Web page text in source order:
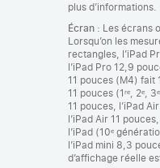
plus d’informations.
Écran : Les écrans
Lorsqu’on les
rectangles, l’iPad
l’iPad Pro 12,9
11 pouces (M4) fait
11 pouces (1ʳᵉ, 2ᵉ,
11 pouces, l’iPad
l’iPad Air 11
l’iPad (10ᵉ
l’iPad mini 8,3
d’affichage réelle